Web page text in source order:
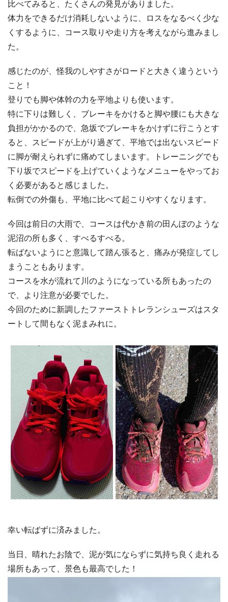
比べてみると、たくさんの発見がありました。
体力をできるだけ消耗しないように、ロスをなるべく少な
くするように、コース取りや走り方を考えながら進みまし
た。
感じたのが、怪我のしやすさがロードと大きく違うという
こと！
登りでも脚や体幹の力を平地よりも使います。
特に下りは難しく、ブレーキをかけると脚や腰にも大きな
負担がかかるので、急坂でブレーキをかけずに行こうとす
ると、スピードが上がり過ぎて、平地では出ないスピード
に脚が耐えられずに痛めてしまいます。トレーニングでも
下り坂でスピードを上げていくようなメニューをやってお
く必要があると感じました。
転倒での外傷も、平地に比べて起こりやすくなります。
今回は前日の大雨で、コースは代かき前の田んぼのような
泥沼の所も多く、すべるすべる。
転ばないようにと意識して踏ん張ると、痛みが発症してし
まうこともあります。
コースを水が流れて川のようになっている所もあったの
で、より注意が必要でした。
今回のために新調したファーストトレランシューズはスタ
ートして間もなく泥まみれに。
幸い転ばずに済みました。
当日、晴れたお陰で、泥が気にならずに気持ち良く走れる
場所もあって、景色も最高でした！